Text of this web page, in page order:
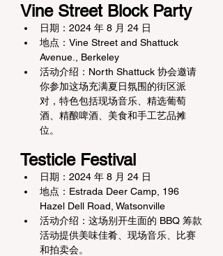
Vine Street Block Party
日期：2024 年 8 月 24 日
地点：Vine Street and Shattuck
Avenue., Berkeley
活动介绍：North Shattuck 协会邀请
你参加这场充满夏日氛围的街区派
对，特色包括现场音乐、精选葡萄
酒、精酿啤酒、美食和手工艺品摊
位。
Testicle Festival
日期：2024 年 8 月 24 日
地点：Estrada Deer Camp, 196
Hazel Dell Road, Watsonville
活动介绍：这场别开生面的 BBQ 筹款
活动提供美味佳肴、现场音乐、比赛
和拍卖会。